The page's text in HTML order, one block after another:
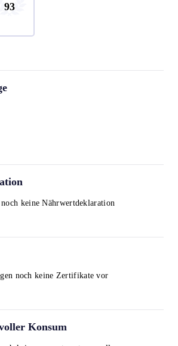
93
keine Nährwertdeklaration
noch keine Zertifikate vor
Konsum